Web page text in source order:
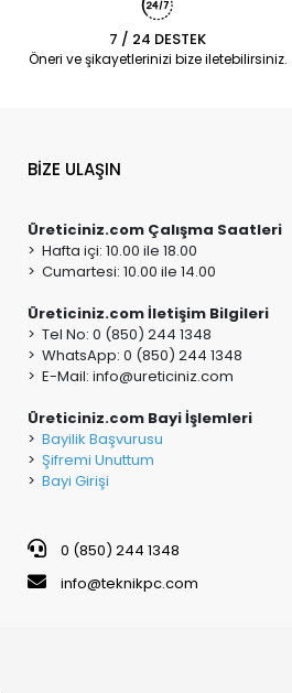
7 / 24 DESTEK
Öneri ve şikayetlerinizi bize iletebilirsiniz.
BİZE ULAŞIN
Üreticiniz.com Çalışma Saatleri
> Hafta içi: 10.00 ile 18.00
> Cumartesi: 10.00 ile 14.00
Üreticiniz.com İletişim Bilgileri
> Tel No: 0 (850) 244 1348
> WhatsApp: 0 (850) 244 1348
> E-Mail: info@ureticiniz.com
Üreticiniz.com Bayi İşlemleri
> Bayilik Başvurusu
> Şifremi Unuttum
> Bayi Girişi
0 (850) 244 1348
info@teknikpc.com